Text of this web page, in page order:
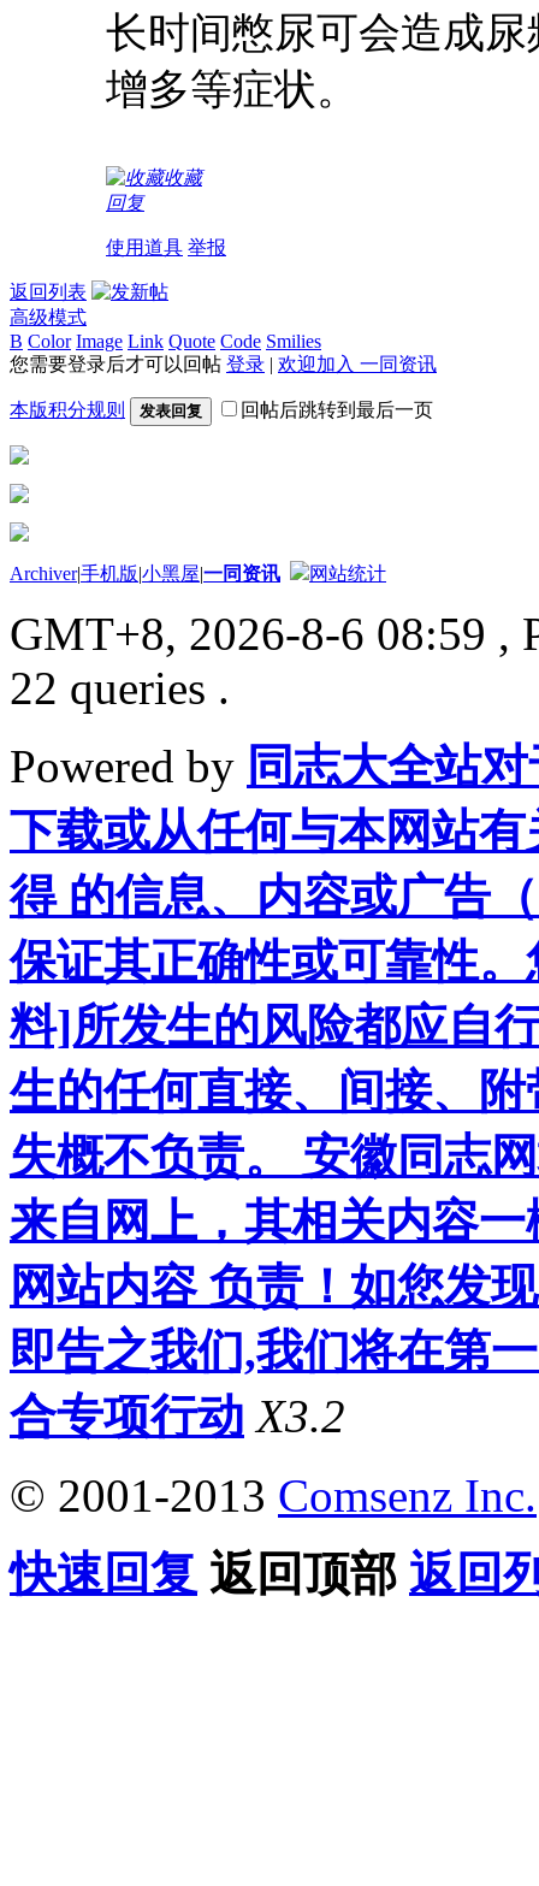
长时间憋尿可会造成
增多等症状。
收藏
回复
使用道具 举报
返回列表
高级模式
B Color Image Link Quote Code Smilies
您需要登录后才可以回帖 登录 | 欢迎加入 一同资讯
本版积分规则 发表回复 回帖后跳转到最后一页
Archiver|手机版|小黑屋|一同资讯 网站统计
GMT+8, 2026-8-6 08:59 ,
22 queries .
Powered by 同志大全站
下载或从任何与本网站
得 的信息、内容或广告
保证其正确性或可靠性
料]所发生的风险都应自
生的任何直接、间接、
失概不负责。 安徽同志
来自网上，其相关内容
网站内容 负责！如您发
即告之我们,我们将在第
合专项行动 X3.2
© 2001-2013 Comsenz Inc.
快速回复 返回顶部 返回